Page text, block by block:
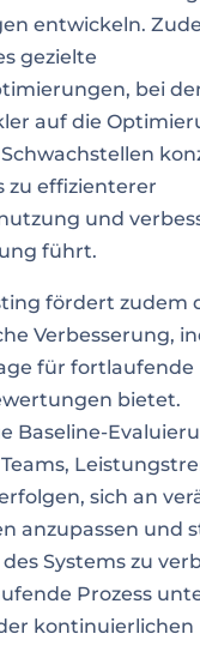
entwickeln.
gezielte
bei
auf die
zu effizienterer
und
führt.
fördert zudem
Verbesserung,
für fortlaufende
bietet.
Baseline-
sich an
anzupassen und
Systems zu
Prozess
kontinuierlichen